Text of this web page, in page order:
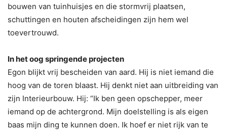
bouwen van tuinhuisjes en die stormvrij plaatsen,
schuttingen en houten afscheidingen zijn hem wel
toevertrouwd.
In het oog springende projecten
Egon blijkt vrij bescheiden van aard. Hij is niet iemand die
hoog van de toren blaast. Hij denkt niet aan uitbreiding van
zijn Interieurbouw. Hij: “Ik ben geen opschepper, meer
iemand op de achtergrond. Mijn doelstelling is als eigen
baas mijn ding te kunnen doen. Ik hoef er niet rijk van te